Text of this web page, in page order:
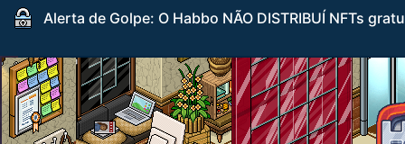
Alerta de Golpe: O Habbo NÃO DISTRIBUÍ NFTs